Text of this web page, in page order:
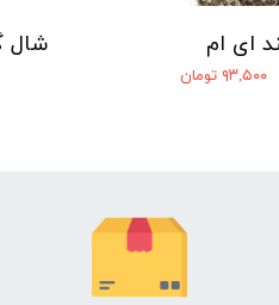
ای ام
۹۳,۵۰۰ تومان